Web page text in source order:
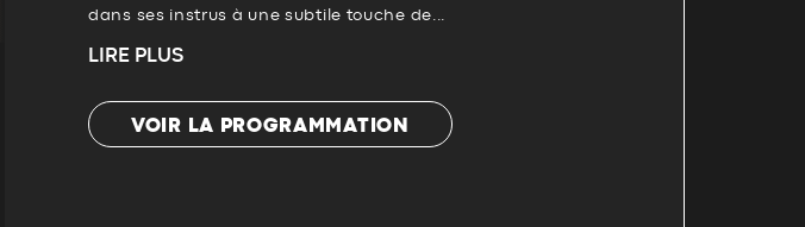
dans ses instrus à une subtile touche de...
LIRE PLUS
VOIR LA PROGRAMMATION